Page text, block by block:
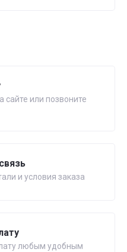
сайте или позвоните
и условия заказа
любым удобным